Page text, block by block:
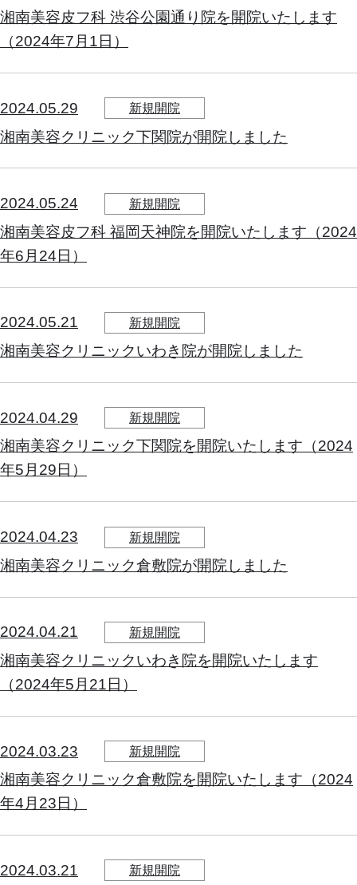
湘南美容皮フ科 渋谷公園通り院を開院いたします
（2024年7月1日）
2024.05.29 新規開院
湘南美容クリニック下関院が開院しました
2024.05.24 新規開院
湘南美容皮フ科 福岡天神院を開院いたします（2024
年6月24日）
2024.05.21 新規開院
湘南美容クリニックいわき院が開院しました
2024.04.29 新規開院
湘南美容クリニック下関院を開院いたします（2024
年5月29日）
2024.04.23 新規開院
湘南美容クリニック倉敷院が開院しました
2024.04.21 新規開院
湘南美容クリニックいわき院を開院いたします
（2024年5月21日）
2024.03.23 新規開院
湘南美容クリニック倉敷院を開院いたします（2024
年4月23日）
2024.03.21 新規開院